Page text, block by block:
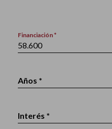
Financiación *
Años *
Interés *